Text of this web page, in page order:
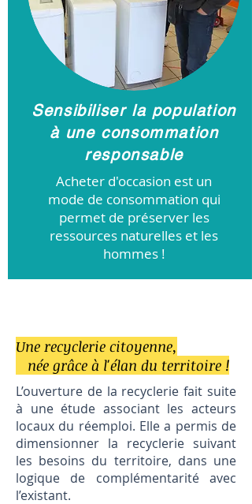
Sensibiliser la population
à une consommation
responsable
Acheter d'occasion est un
mode de consommation qui
permet de préserver les
ressources naturelles et les
hommes !
Une recyclerie citoyenne,
née grâce à l'élan du territoire !
L’ouverture de la recyclerie fait suite
à une étude associant les acteurs
locaux du réemploi. Elle a permis de
dimensionner la recyclerie suivant
les besoins du territoire, dans une
logique de complémentarité avec
l’existant.